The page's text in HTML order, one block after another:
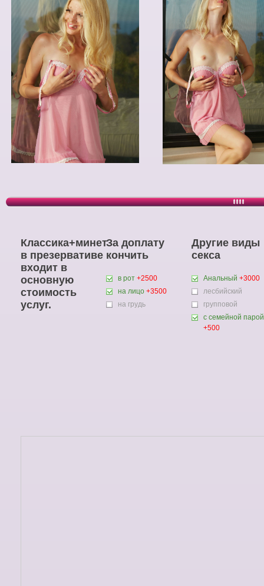
Классика+минет
в презервативе
входит в
основную
стоимость
услуг.
За доплату
кончить
в рот +2500
на лицо +3500
на грудь
Другие виды
секса
Анальный +3000
лесбийский
групповой
с семейной парой
+500